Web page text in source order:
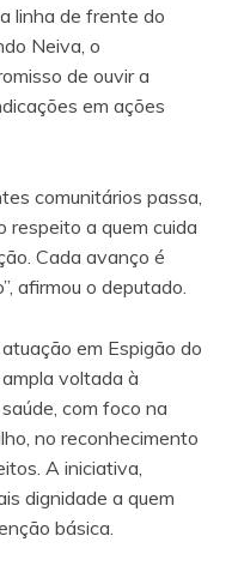
linha de frente do
Neiva, o
de ouvir a
em ações
comunitários passa,
respeito a quem cuida
Cada avanço é
afirmou o deputado.
em Espigão do
voltada à
com foco na
no reconhecimento
A iniciativa,
dignidade a quem
básica.